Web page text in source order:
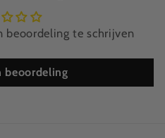
beoordeling te schrijven
beoordeling